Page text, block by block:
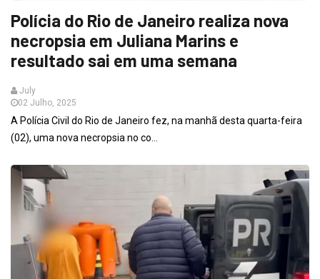
Polícia do Rio de Janeiro realiza nova
necropsia em Juliana Marins e
resultado sai em uma semana
July
02 Julho, 2025
A Polícia Civil do Rio de Janeiro fez, na manhã desta quarta-feira
(02), uma nova necropsia no co...